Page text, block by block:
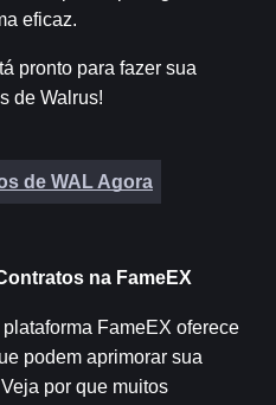
eficaz.
pronto para fazer sua
de Walrus!
de WAL Agora
na FameEX
FameEX oferece
podem aprimorar sua
por que muitos